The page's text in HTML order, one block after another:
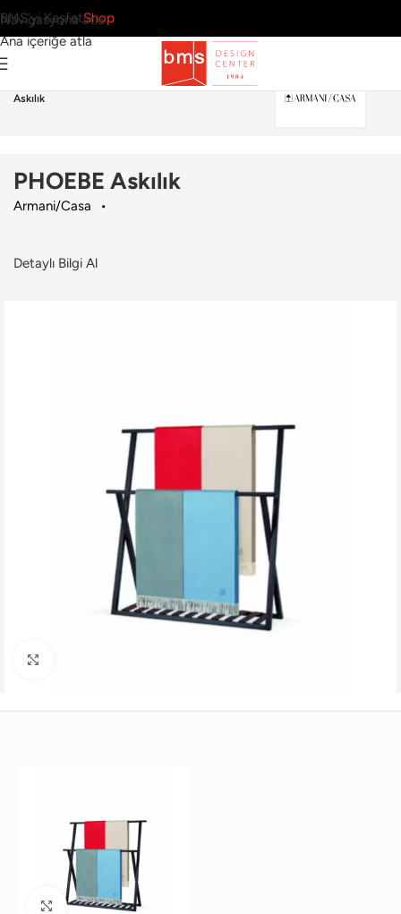
Navigasyona atla
Ana içeriğe atla
BMS’yi KeşfetShop
Armani/Casa›PHOEBE
Askılık
PHOEBE Askılık
Armani/Casa
Detaylı Bilgi Al
Büyütmek için tıklayın